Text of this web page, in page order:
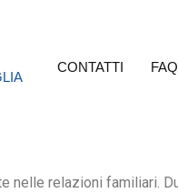
CONTATTI FAQ
nelle relazioni familiari.